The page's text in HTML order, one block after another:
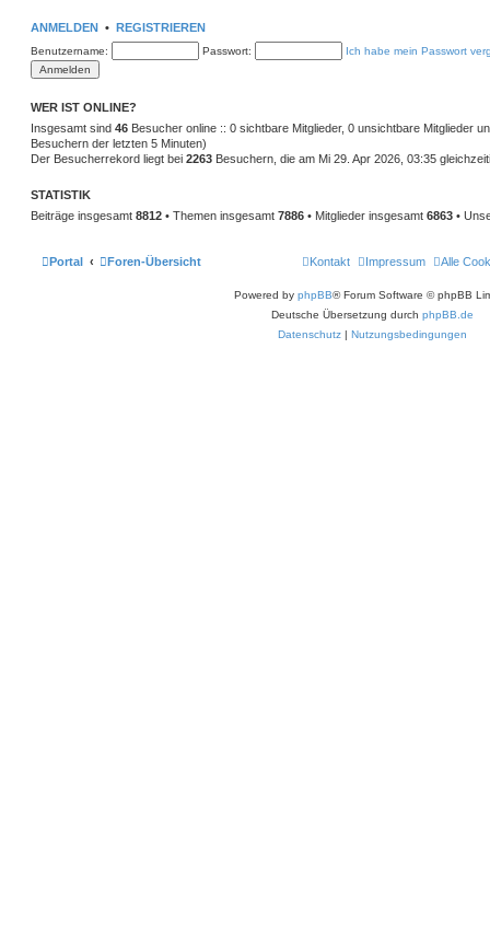
ANMELDEN • REGISTRIEREN
Benutzername: Passwort: Ich habe mein Passwort
WER IST ONLINE?
Insgesamt sind 46 Besucher online :: 0 sichtbare Mitglieder, 0 unsichtbare Mitglieder
Besuchern der letzten 5 Minuten)
Der Besucherrekord liegt bei 2263 Besuchern, die am Mi 29. Apr 2026, 03:35
STATISTIK
Beiträge insgesamt 8812 • Themen insgesamt 7886 • Mitglieder insgesamt 6863 •
Portal Foren-Übersicht Alle
Impressum
Kontakt
Powered by phpBB® Forum Software © phpBB
Deutsche Übersetzung durch phpBB.de
Datenschutz | Nutzungsbedingungen